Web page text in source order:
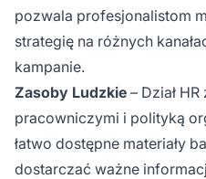
pozwala profesjonalistom
strategię na różnych
kampanie.
Zasoby Ludzkie – Dział
pracowniczymi i polityką
łatwo dostępne materiały
dostarczać ważne